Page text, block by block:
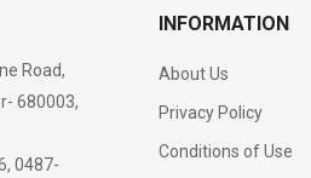
Road,
680003,
0487-
INFORMATION
About Us
Privacy Policy
Conditions of Use